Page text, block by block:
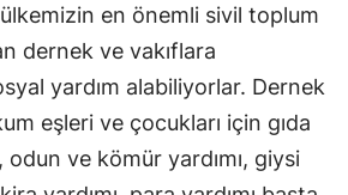
en önemli sivil toplum
dernek ve vakıflara
yardım alabiliyorlar. Dernek
eşleri ve çocukları için gıda
odun ve kömür yardımı, giysi